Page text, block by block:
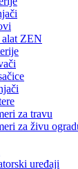
ZEN
za travu
za živu
uređaji